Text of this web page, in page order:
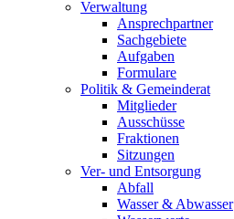
Verwaltung
Ansprechpartner
Sachgebiete
Aufgaben
Formulare
Politik & Gemeinderat
Mitglieder
Ausschüsse
Fraktionen
Sitzungen
Ver- und Entsorgung
Abfall
Wasser & Abwasser